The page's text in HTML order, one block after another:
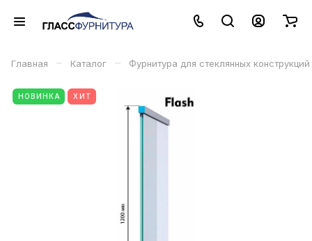
Главная – Каталог – Фурнитура для стеклянных
НОВИНКА ХИТ